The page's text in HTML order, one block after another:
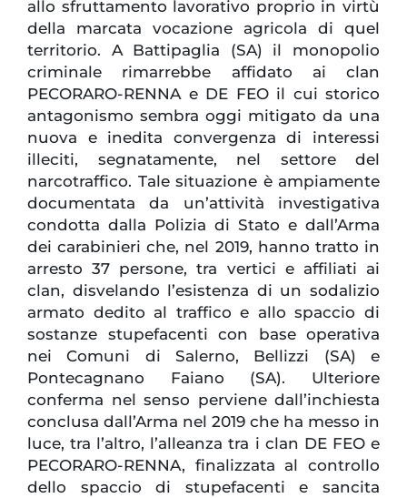
allo sfruttamento lavorativo proprio in virtù
della marcata vocazione agricola di quel
territorio. A Battipaglia (SA) il monopolio
criminale rimarrebbe affidato ai clan
PECORARO-RENNA e DE FEO il cui storico
antagonismo sembra oggi mitigato da una
nuova e inedita convergenza di interessi
illeciti, segnatamente, nel settore del
narcotraffico. Tale situazione è ampiamente
documentata da un’attività investigativa
condotta dalla Polizia di Stato e dall’Arma
dei carabinieri che, nel 2019, hanno tratto in
arresto 37 persone, tra vertici e affiliati ai
clan, disvelando l’esistenza di un sodalizio
armato dedito al traffico e allo spaccio di
sostanze stupefacenti con base operativa
nei Comuni di Salerno, Bellizzi (SA) e
Pontecagnano Faiano (SA). Ulteriore
conferma nel senso perviene dall’inchiesta
conclusa dall’Arma nel 2019 che ha messo in
luce, tra l’altro, l’alleanza tra i clan DE FEO e
PECORARO-RENNA, finalizzata al controllo
dello spaccio di stupefacenti e sancita